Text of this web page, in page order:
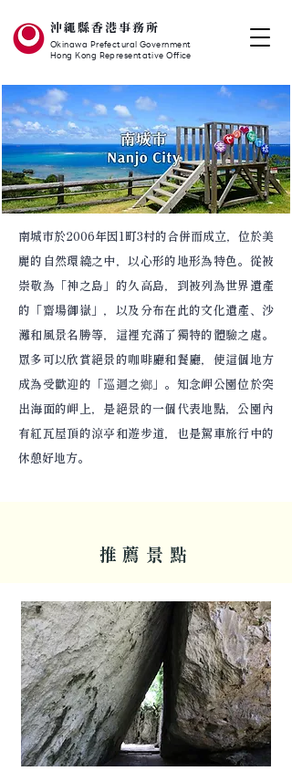
沖繩縣香港事務所
Okinawa Prefectural Government
Hong Kong Representative Office
南城市於2006年因1町3村的合併而成立，位於美
麗的自然環繞之中，以心形的地形為特色。從被
崇敬為「神之島」的久高島，到被列為世界遺產
的「齋場御嶽」，以及分布在此的文化遺產、沙
灘和風景名勝等，這裡充滿了獨特的體驗之處。
眾多可以欣賞絕景的咖啡廳和餐廳，使這個地方
成為受歡迎的「巡迴之鄉」。知念岬公園位於突
出海面的岬上，是絕景的一個代表地點，公園內
有紅瓦屋頂的涼亭和遊步道，也是駕車旅行中的
休憩好地方。
推薦景點